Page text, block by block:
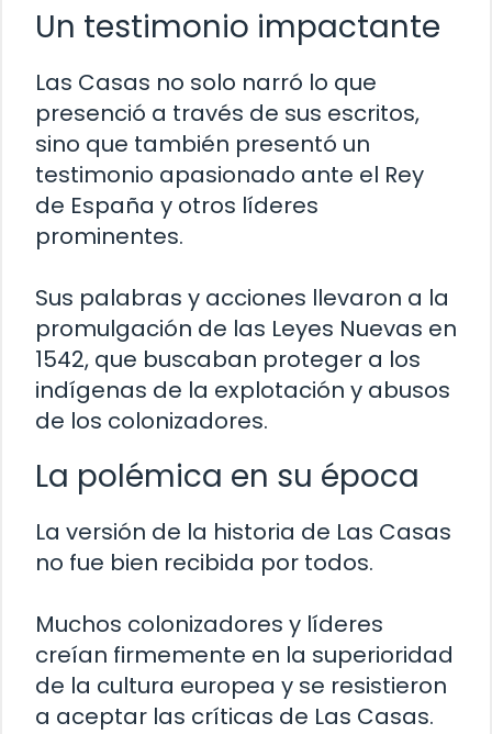
Un testimonio impactante
Las Casas no solo narró lo que
presenció a través de sus escritos,
sino que también presentó un
testimonio apasionado ante el Rey
de España y otros líderes
prominentes.
Sus palabras y acciones llevaron a la
promulgación de las Leyes Nuevas en
1542, que buscaban proteger a los
indígenas de la explotación y abusos
de los colonizadores.
La polémica en su época
La versión de la historia de Las Casas
no fue bien recibida por todos.
Muchos colonizadores y líderes
creían firmemente en la superioridad
de la cultura europea y se resistieron
a aceptar las críticas de Las Casas.